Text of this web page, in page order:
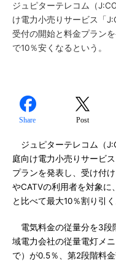
ジュピターテレコム（
け電力小売りサービス「
受付の開始と料金プラン
で10％安くなるという。
Share Post
ジュピターテレコム（
庭向け電力小売りサービ
プランを発表し、受け付
やCATVの利用者を対象に
と比べて最大10％割り引く
電気料金の従量分を3段
域電力会社の従量電灯メ
で）が0.5％、第2段階料